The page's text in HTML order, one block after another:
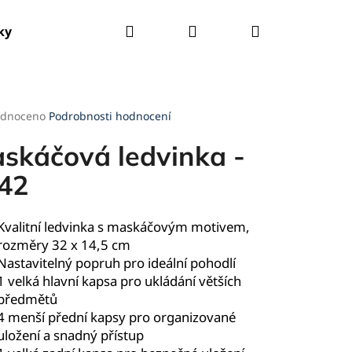
Kšandy Deštníky
Hledat PřihlášeníNákupní
Podrobnosti hodnocení
ledvinka -
ledvinka s maskáčovým motivem,
32 x 14,5 cm
popruh pro ideální pohodlí
velká hlavní kapsa pro ukládání větších
menší přední kapsy pro organizované
a snadný přístup